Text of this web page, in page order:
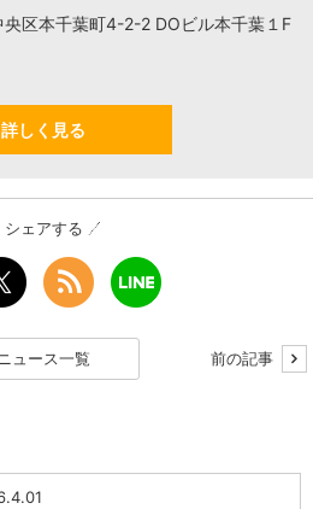
区本千葉町4-2-2 DOビル本千葉１F
詳しく見る
シェアする
ュース一覧 前の記事